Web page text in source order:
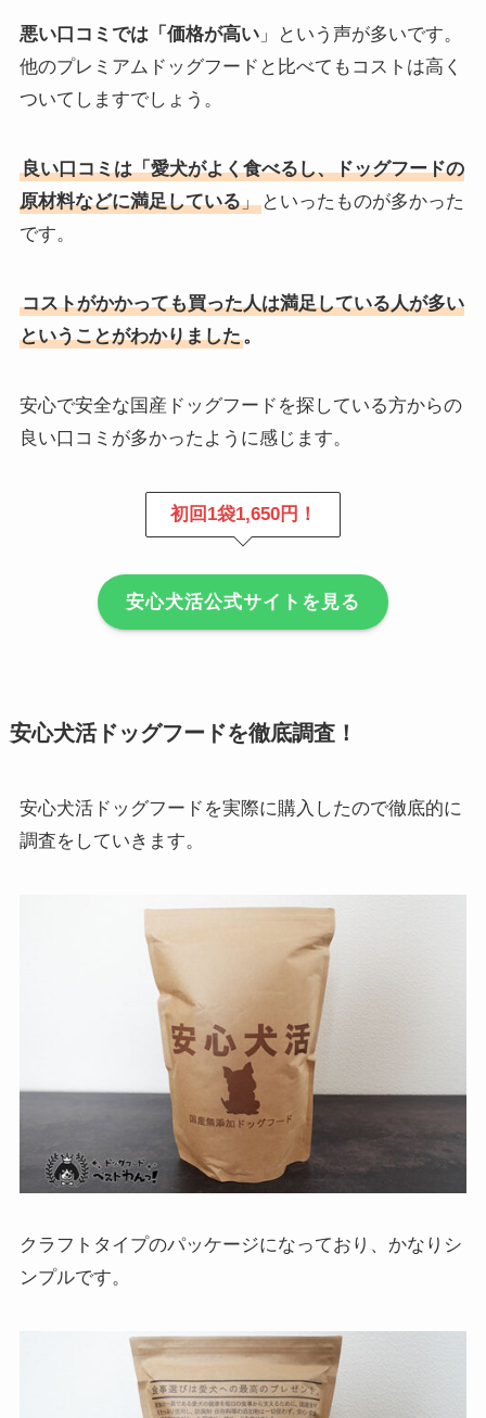
悪い口コミでは「価格が高い」という声が多いです。
他のプレミアムドッグフードと比べてもコストは高く
ついてしますでしょう。
良い口コミは「愛犬がよく食べるし、ドッグフードの
原材料などに満足している」といったものが多かった
です。
コストがかかっても買った人は満足している人が多い
ということがわかりました。
安心で安全な国産ドッグフードを探している方からの
良い口コミが多かったように感じます。
初回1袋1,650円！
安心犬活公式サイトを見る
安心犬活ドッグフードを徹底調査！
安心犬活ドッグフードを実際に購入したので徹底的に
調査をしていきます。
クラフトタイプのパッケージになっており、かなりシ
ンプルです。